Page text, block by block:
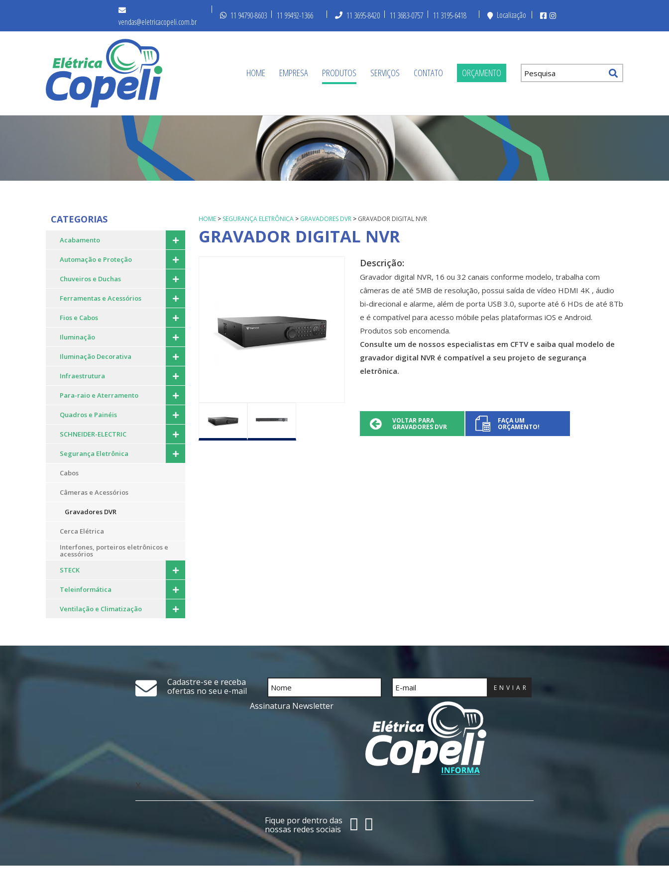
vendas@eletricacopeli.com.br
11 94790-8603 11 99492-1366 11 3695-8420 11 3683-0757 11 3195-6418 Localização
HOME EMPRESA PRODUTOS SERVIÇOS CONTATO ORÇAMENTO
CATEGORIAS
Acabamento
Automação e Proteção
Chuveiros e Duchas
Ferramentas e Acessórios
Fios e Cabos
Iluminação
Iluminação Decorativa
Infraestrutura
Para-raio e Aterramento
Quadros e Painéis
SCHNEIDER-ELECTRIC
Segurança Eletrônica
Cabos
Câmeras e Acessórios
Gravadores DVR
Cerca Elétrica
Interfones, porteiros eletrônicos e
acessórios
STECK
Teleinformática
Ventilação e Climatização
HOME > SEGURANÇA ELETRÔNICA > GRAVADORES DVR > GRAVADOR DIGITAL NVR
GRAVADOR DIGITAL NVR
Descrição:
Gravador digital NVR, 16 ou 32 canais conforme modelo, trabalha com
câmeras de até 5MB de resolução, possui saída de vídeo HDMI 4K , áudio
bi-direcional e alarme, além de porta USB 3.0, suporte até 6 HDs de até 8Tb
e é compatível para acesso móbile pelas plataformas iOS e Android.
Produtos sob encomenda.
Consulte um de nossos especialistas em CFTV e saiba qual modelo de
gravador digital NVR é compatível a seu projeto de segurança
eletrônica.
VOLTAR PARA
GRAVADORES DVR
FAÇA UM
ORÇAMENTO!
Cadastre-se e receba
ofertas no seu e-mail
ENVIAR
Assinatura Newsletter
x
Fique por dentro das
nossas redes sociais